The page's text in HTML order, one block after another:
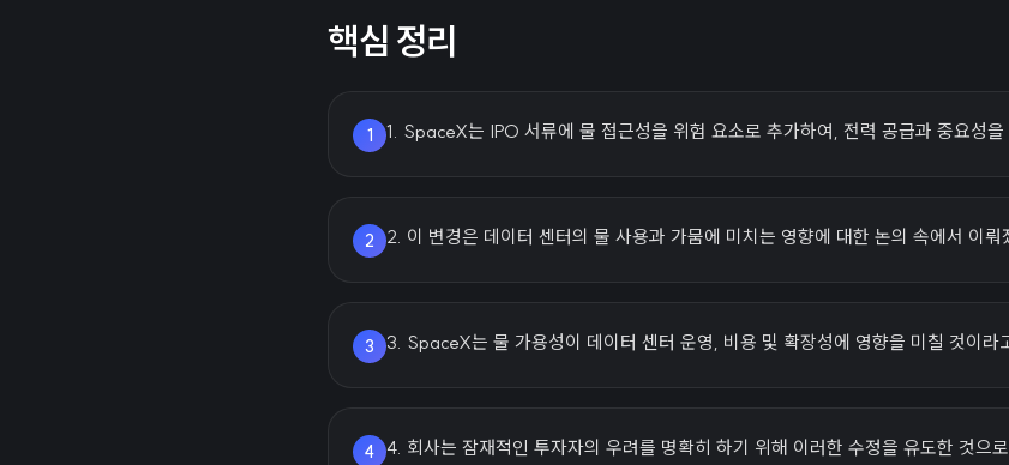
핵심 정리
1 1. SpaceX는 IPO 서류에 물 접근성을 위험 요소로 추가하여, 전력 공급과 중요성을
2 2. 이 변경은 데이터 센터의 물 사용과 가뭄에 미치는 영향에 대한 논의 속에서 이뤄
3 3. SpaceX는 물 가용성이 데이터 센터 운영, 비용 및 확장성에 영향을 미칠 것이라
4
4. 회사는 잠재적인 투자자의 우려를 명확히 하기 위해 이러한 수정을 유도한 것으